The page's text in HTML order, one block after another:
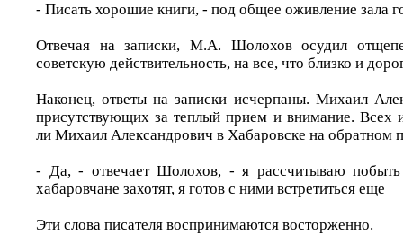
- Писать хорошие книги, - под общее оживление зала
Отвечая на записки, М.А. Шолохов осудил
советскую действительность, на все, что близко и
Наконец, ответы на записки исчерпаны. Михаил
присутствующих за теплый прием и внимание. Всех
ли Михаил Александрович в Хабаровске на обратном
- Да, - отвечает Шолохов, - я рассчитываю
хабаровчане захотят, я готов с ними встретиться еще
Эти слова писателя воспринимаются восторженно.